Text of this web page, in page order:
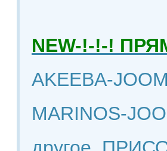
NEW-!-!-!
AKEEBA-
MARINOS-